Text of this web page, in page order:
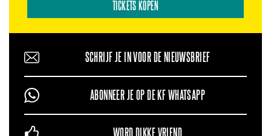
TICKETS KOPEN
SCHRIJF JE IN VOOR DE NIEUWSBRIEF
ABONNEER JE OP DE KF WHATSAPP
WORD DIKKE VRIEND